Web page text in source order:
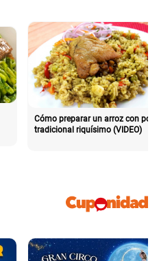
Cómo preparar un arroz con pollo
tradicional riquísimo (VIDEO)